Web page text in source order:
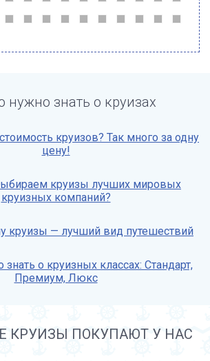
нужно знать о круизах
круизов? Так много за одну
цену!
круизы лучших мировых
круизных компаний?
круизы — лучший вид путешествий
о круизных классах: Стандарт,
Премиум, Люкс
КРУИЗЫ ПОКУПАЮТ У НАС